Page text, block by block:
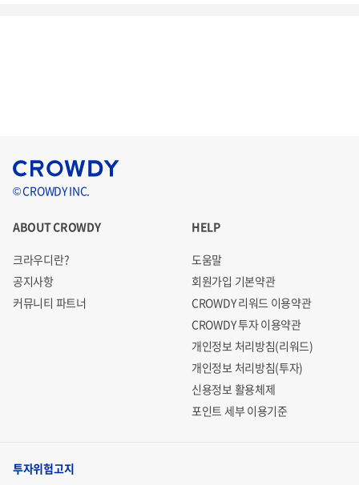
© CROWDY INC.
ABOUT CROWDY
크라우디란?
공지사항
커뮤니티 파트너
HELP
도움말
회원가입 기본약관
CROWDY 리워드 이용약관
CROWDY 투자 이용약관
개인정보 처리방침(리워드)
개인정보 처리방침(투자)
신용정보 활용체제
포인트 세부 이용기준
투자위험고지